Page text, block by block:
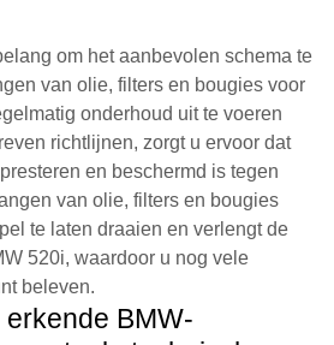
om het aanbevolen schema te
van olie, filters en bougies voor
onderhoud uit te voeren
richtlijnen, zorgt u ervoor dat
en beschermd is tegen
van olie, filters en bougies
te laten draaien en verlengt de
520i, waardoor u nog vele
beleven.
BMW-